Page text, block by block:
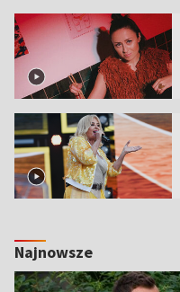
Najnowsze